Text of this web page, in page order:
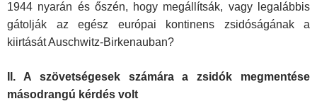
1944 nyarán és őszén, hogy megállítsák, vagy legalábbis
gátolják az egész európai kontinens zsidóságának a
kiirtását Auschwitz-Birkenauban?
II. A szövetségesek számára a zsidók megmentése
másodrangú kérdés volt